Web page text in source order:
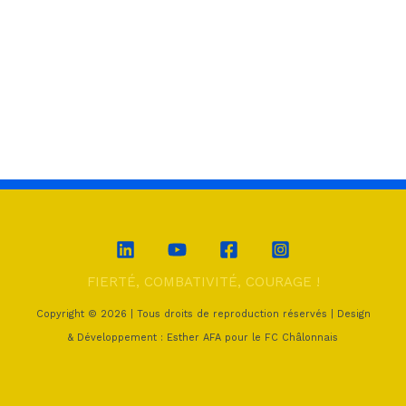
FIERTÉ, COMBATIVITÉ, COURAGE !
Copyright © 2026 | Tous droits de reproduction réservés | Design
& Développement : Esther AFA pour le FC Châlonnais